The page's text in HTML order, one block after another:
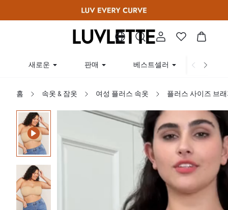
새로운 판매 베스트셀러 곡선
홈 속옷 & 잠옷 여성 플러스 속옷 플러스 사이즈 브